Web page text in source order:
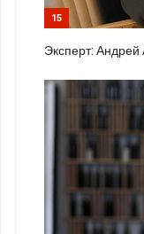
15
Эксперт: Андрей